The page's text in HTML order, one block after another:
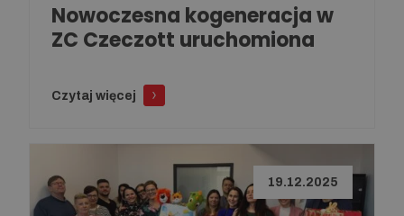
Nowoczesna kogeneracja w
ZC Czeczott uruchomiona
Czytaj więcej
19.12.2025